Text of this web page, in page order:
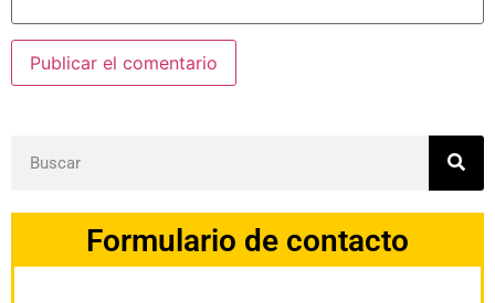
Formulario de contacto